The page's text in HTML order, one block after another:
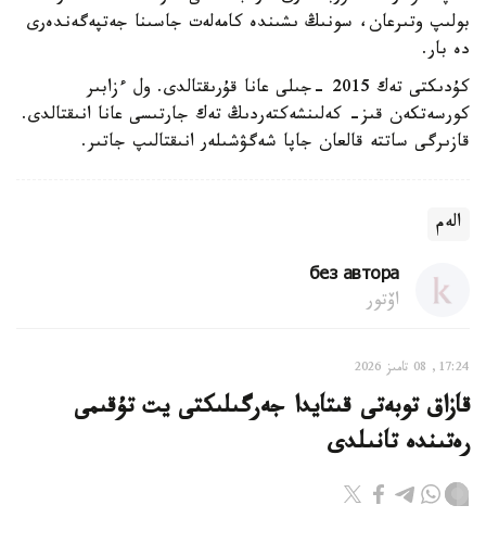
بولىپ وتىرعان، سونىڭ ىشىندە كامەلەت جاسىنا جەتپەگەندەرى
دە بار.
كۇدىكتى تەك 2015 -جىلى عانا قۇرىقتالدى. ول ءزابىر
كورسەتكەن قىز- كەلىنشەكتەردىڭ تەك جارتىسى عانا انىقتالدى.
قازىرگى ساتتە قالعان جاپا شەگۋشىلەر انىقتالىپ جاتىر.
الەم
без автора
اۆتور
17:24, 08 تامىز 2026
قازاق توبەتى قىتايدا جەرگىلىكتى يت تۇقىمى
رەتىندە تانىلدى